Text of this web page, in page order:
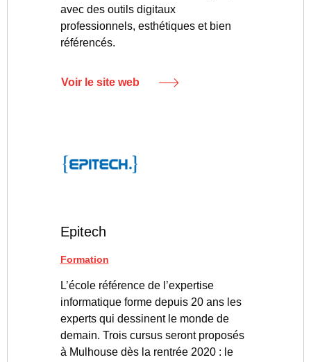
avec des outils digitaux
professionnels, esthétiques et bien
référencés.
Voir le site web
Epitech
Formation
L’école référence de l’expertise
informatique forme depuis 20 ans les
experts qui dessinent le monde de
demain. Trois cursus seront proposés
à Mulhouse dès la rentrée 2020 : le